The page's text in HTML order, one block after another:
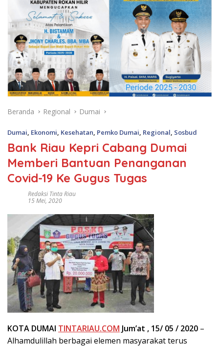
Beranda Regional Dumai
Dumai Ekonomi Kesehatan Pemko Dumai Regional Sosbud
Bank Riau Kepri Cabang Dumai
Memberi Bantuan Penanganan
Covid-19 Ke Gugus Tugas
Redaksi Tinta Riau
15 Mei, 2020
KOTA DUMAI TINTARIAU.COM Jum’at , 15/ 05 / 2020 –
Alhamdulillah berbagai elemen masyarakat terus